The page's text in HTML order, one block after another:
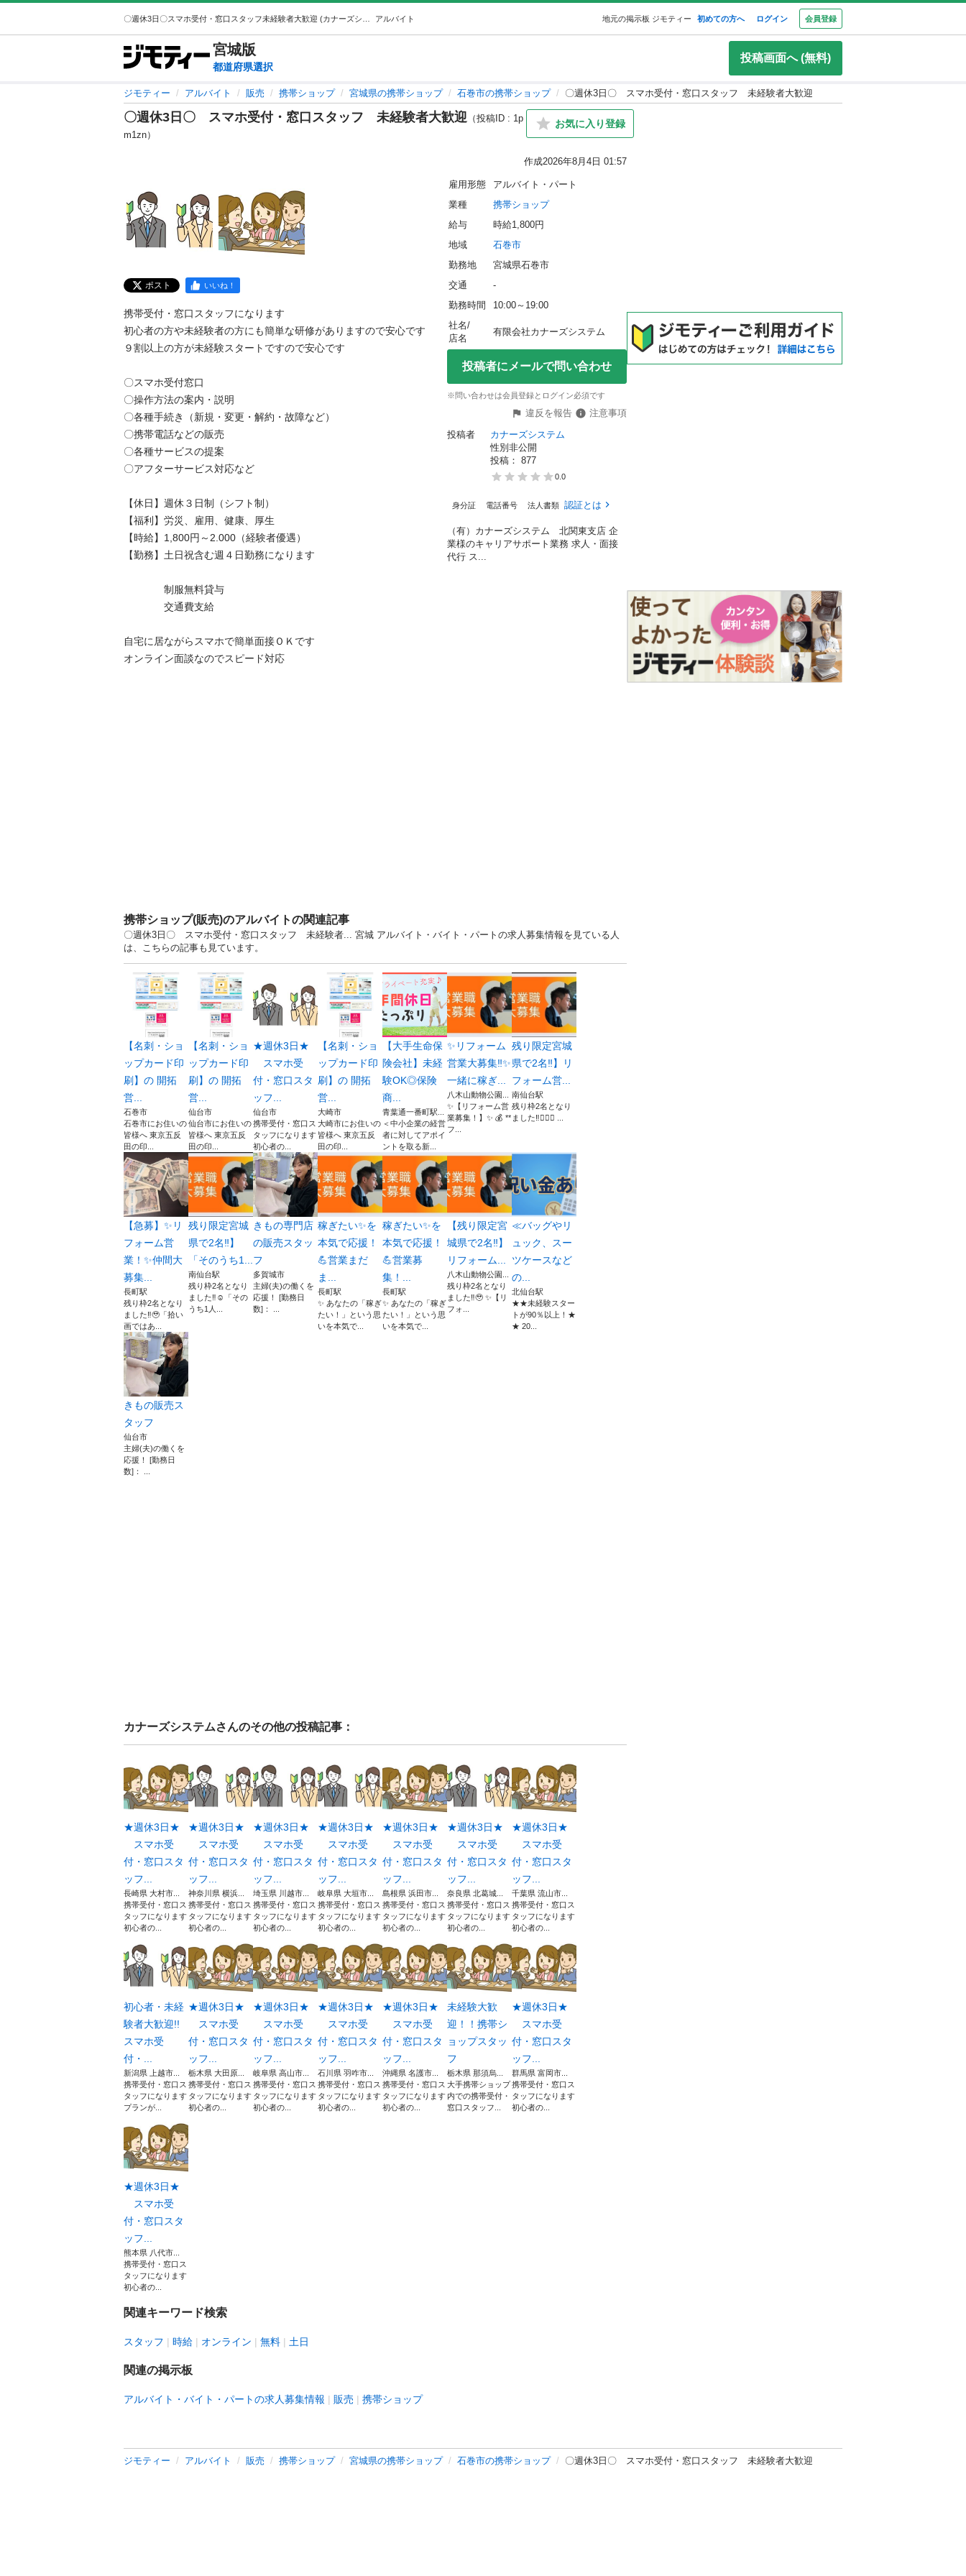
アルバイト 地元の掲示板 ジモティー 初めての方へ ログイン 会員登録
宮城版
都道府県選択
投稿画面へ (無料)
ジモティー アルバイト 販売 携帯ショップ 宮城県の携帯ショップ 石巻市の携帯ショップ 〇週休3日〇 スマホ受付・窓口スタッフ 未経験者大歓迎
〇週休3日〇 スマホ受付・窓口スタッフ 未経験者大歓迎 （投稿ID : 1p
m1zn）
お気に入り登録
作成2026年8月4日 01:57
ポスト いいね！
携帯受付・窓口スタッフになります
初心者の方や未経験者の方にも簡単な研修がありますので安心です
９割以上の方が未経験スタートですので安心です
〇スマホ受付窓口
〇操作方法の案内・説明
〇各種手続き（新規・変更・解約・故障など）
〇携帯電話などの販売
〇各種サービスの提案
〇アフターサービス対応など
【休日】週休３日制（シフト制）
【福利】労災、雇用、健康、厚生
【時給】1,800円～2.000（経験者優遇）
【勤務】土日祝含む週４日勤務になります
制服無料貸与
交通費支給
自宅に居ながらスマホで簡単面接ＯＫです
オンライン面談なのでスピード対応
雇用形態
アルバイト・パート
業種
携帯ショップ
給与
時給1,800円
地域
石巻市
勤務地
宮城県石巻市
交通
-
勤務時間
10:00～19:00
社名/
店名
有限会社カナーズシステム
投稿者にメールで問い合わせ
※問い合わせは会員登録とログイン必須です
違反を報告
注意事項
投稿者
カナーズシステム
性別非公開
投稿： 877
0.0
身分証 電話番号 法人書類 認証とは
（有）カナーズシステム 北関東支店 企
業様のキャリアサポート業務 求人・面接
代行 ス...
携帯ショップ(販売)のアルバイトの関連記事
〇週休3日〇 スマホ受付・窓口スタッフ 未経験者... 宮城 アルバイト・バイト・パートの求人募集情報を見ている人
は、こちらの記事も見ています。
【名刺・ショ
ップカード印
刷】の 開拓
営...
石巻市
石巻市にお住いの
皆様へ 東京五反
田の印...
【名刺・ショ
ップカード印
刷】の 開拓
営...
仙台市
仙台市にお住いの
皆様へ 東京五反
田の印...
★週休3日★
スマホ受
付・窓口スタ
ッフ...
仙台市
携帯受付・窓口ス
タッフになります
初心者の...
【名刺・ショ
ップカード印
刷】の 開拓
営...
大崎市
大崎市にお住いの
皆様へ 東京五反
田の印...
【大手生命保
険会社】未経
験OK◎保険
商...
青葉通一番町駅...
＜中小企業の経営
者に対してアポイ
ントを取る新...
✨リフォーム
営業大募集‼︎✨
一緒に稼ぎ...
八木山動物公園...
✨【リフォーム営
業募集！】✨ 💰 **
フ...
残り限定宮城
県で2名‼︎】リ
フォーム営...
南仙台駅
残り枠2名となり
ました‼︎🙇🏻‍♂️ ...
【急募】✨リ
フォーム営
業！✨仲間大
募集...
長町駅
残り枠2名となり
ました‼︎🥹「拾い
画ではあ...
残り限定宮城
県で2名‼︎】
「そのうち1...
南仙台駅
残り枠2名となり
ました‼︎☺️「その
うち1人...
きもの専門店
の販売スタッ
フ
多賀城市
主婦(夫)の働くを
応援！ [勤務日
数]： ...
稼ぎたい✨を
本気で応援！
💪営業まだ
ま...
長町駅
✨ あなたの「稼ぎ
たい！」という思
いを本気で...
稼ぎたい✨を
本気で応援！
💪営業募
集！...
長町駅
✨ あなたの「稼ぎ
たい！」という思
いを本気で...
【残り限定宮
城県で2名‼︎】
リフォーム...
八木山動物公園...
残り枠2名となり
ました‼︎🥹 ✨【リ
フォ...
≪バッグやリ
ュック、スー
ツケースなど
の...
北仙台駅
★★未経験スター
トが90％以上！★
★ 20...
きもの販売ス
タッフ
仙台市
主婦(夫)の働くを
応援！ [勤務日
数]： ...
カナーズシステムさんのその他の投稿記事：
★週休3日★
スマホ受
付・窓口スタ
ッフ...
長崎県 大村市...
携帯受付・窓口ス
タッフになります
初心者の...
★週休3日★
スマホ受
付・窓口スタ
ッフ...
神奈川県 横浜...
携帯受付・窓口ス
タッフになります
初心者の...
★週休3日★
スマホ受
付・窓口スタ
ッフ...
埼玉県 川越市...
携帯受付・窓口ス
タッフになります
初心者の...
★週休3日★
スマホ受
付・窓口スタ
ッフ...
岐阜県 大垣市...
携帯受付・窓口ス
タッフになります
初心者の...
★週休3日★
スマホ受
付・窓口スタ
ッフ...
島根県 浜田市...
携帯受付・窓口ス
タッフになります
初心者の...
★週休3日★
スマホ受
付・窓口スタ
ッフ...
奈良県 北葛城...
携帯受付・窓口ス
タッフになります
初心者の...
★週休3日★
スマホ受
付・窓口スタ
ッフ...
千葉県 流山市...
携帯受付・窓口ス
タッフになります
初心者の...
初心者・未経
験者大歓迎!!
スマホ受
付・...
新潟県 上越市...
携帯受付・窓口ス
タッフになります
プランが...
★週休3日★
スマホ受
付・窓口スタ
ッフ...
栃木県 大田原...
携帯受付・窓口ス
タッフになります
初心者の...
★週休3日★
スマホ受
付・窓口スタ
ッフ...
岐阜県 高山市...
携帯受付・窓口ス
タッフになります
初心者の...
★週休3日★
スマホ受
付・窓口スタ
ッフ...
石川県 羽咋市...
携帯受付・窓口ス
タッフになります
初心者の...
★週休3日★
スマホ受
付・窓口スタ
ッフ...
沖縄県 名護市...
携帯受付・窓口ス
タッフになります
初心者の...
未経験大歓
迎！！携帯シ
ョップスタッ
フ
栃木県 那須烏...
大手携帯ショップ
内での携帯受付・
窓口スタッフ...
★週休3日★
スマホ受
付・窓口スタ
ッフ...
群馬県 富岡市...
携帯受付・窓口ス
タッフになります
初心者の...
★週休3日★
スマホ受
付・窓口スタ
ッフ...
熊本県 八代市...
携帯受付・窓口ス
タッフになります
初心者の...
関連キーワード検索
スタッフ 時給 オンライン 無料 土日
関連の掲示板
アルバイト・バイト・パートの求人募集情報 販売 携帯ショップ
ジモティー アルバイト 販売 携帯ショップ 宮城県の携帯ショップ 石巻市の携帯ショップ 〇週休3日〇 スマホ受付・窓口スタッフ 未経験者大歓迎